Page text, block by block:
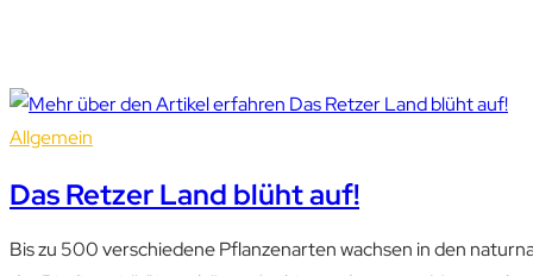
Allgemein
Das Retzer Land blüht auf!
Bis zu 500 verschiedene Pflanzenarten wachsen in den